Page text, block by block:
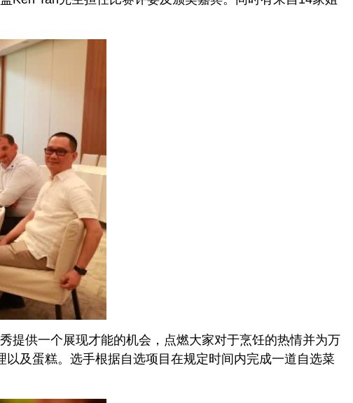
提供一个展现才能的机会，点燃大家对于烹饪的热情并为万
及蛋糕。选手根据自选项目在规定时间内完成一道自选菜